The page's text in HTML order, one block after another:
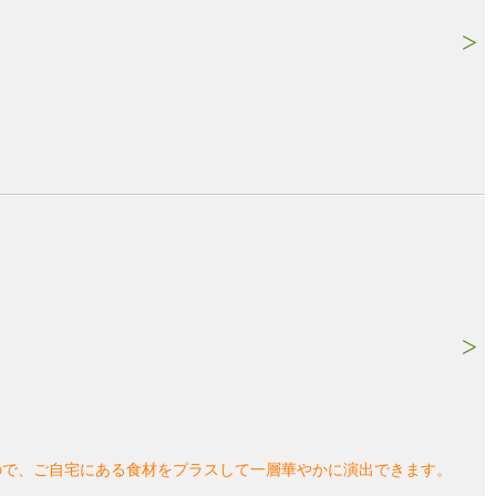
ご自宅にある食材をプラスして一層華やかに演出できます。